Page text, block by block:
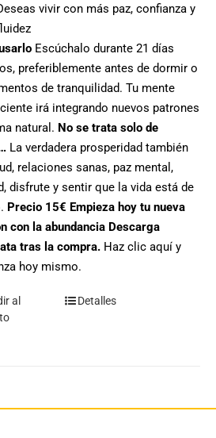
vivir con más paz, confianza y
Escúchalo durante 21 días
preferiblemente antes de dormir o
de tranquilidad. Tu mente
irá integrando nuevos patrones
natural. No se trata solo de
La verdadera prosperidad también
relaciones sanas, paz mental,
disfrute y sentir que la vida está de
Precio 15€ Empieza hoy tu nueva
con la abundancia Descarga
tras la compra. Haz clic aquí y
hoy mismo.
al
Detalles